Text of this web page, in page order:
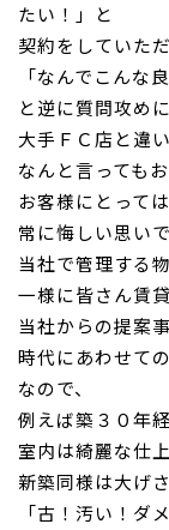
たい！」と
契約をしていただ
「なんでこんな
と逆に質問攻めに
大手ＦＣ店と違
なんと言っても
お客様にとって
常に悔しい思い
当社で管理する
一様に皆さん賃
当社からの提案
時代にあわせて
なので、
例えば築３０年
室内は綺麗な仕上
新築同様は大げ
「古！汚い！ダ